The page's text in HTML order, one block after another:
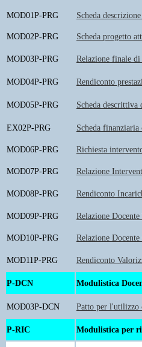
MOD01P-PRG Scheda
MOD02P-PRG Scheda progetto
MOD03P-PRG Relazione finale
MOD04P-PRG Rendiconto
MOD05P-PRG Scheda descrittiva
EX02P-PRG Scheda
MOD06P-PRG Richiesta
MOD07P-PRG Relazione
MOD08P-PRG Rendiconto
MOD09P-PRG Relazione
MOD10P-PRG Relazione
MOD11P-PRG Rendiconto
P-DCN Modulistica
MOD03P-DCN Patto per l'utilizzo
P-RIC Modulistica per